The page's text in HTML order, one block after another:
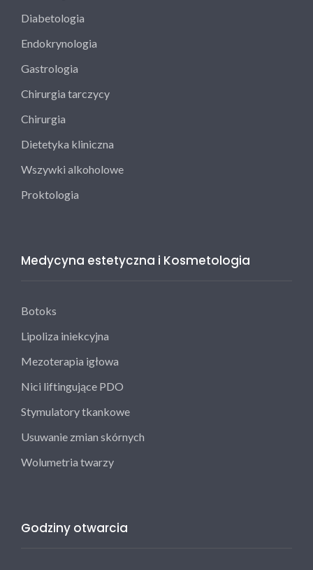
Diabetologia
Endokrynologia
Gastrologia
Chirurgia tarczycy
Chirurgia
Dietetyka kliniczna
Wszywki alkoholowe
Proktologia
Medycyna estetyczna i Kosmetologia
Botoks
Lipoliza iniekcyjna
Mezoterapia igłowa
Nici liftingujące PDO
Stymulatory tkankowe
Usuwanie zmian skórnych
Wolumetria twarzy
Godziny otwarcia